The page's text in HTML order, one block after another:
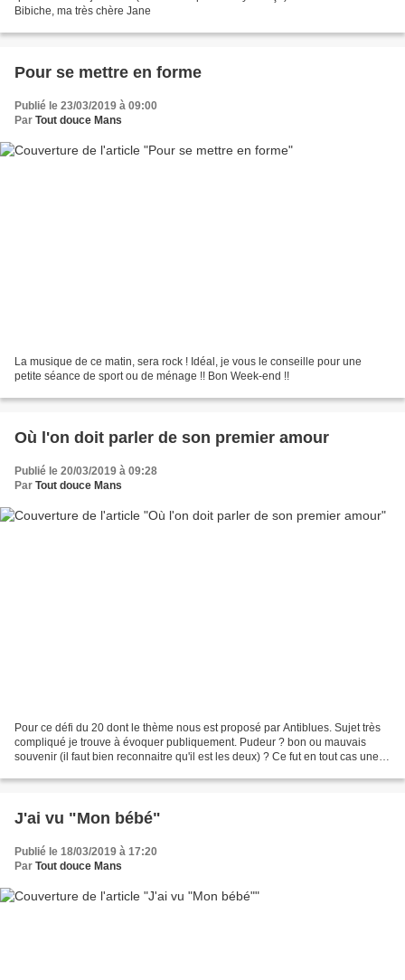
Bibiche, ma très chère Jane
Pour se mettre en forme
Publié le 23/03/2019 à 09:00
Par Tout douce Mans
La musique de ce matin, sera rock ! Idéal, je vous le conseille pour une
petite séance de sport ou de ménage !! Bon Week-end !!
Où l'on doit parler de son premier amour
Publié le 20/03/2019 à 09:28
Par Tout douce Mans
Pour ce défi du 20 dont le thème nous est proposé par Antiblues. Sujet très
compliqué je trouve à évoquer publiquement. Pudeur ? bon ou mauvais
souvenir (il faut bien reconnaitre qu'il est les deux) ? Ce fut en tout cas une
J'ai vu "Mon bébé"
Publié le 18/03/2019 à 17:20
Par Tout douce Mans